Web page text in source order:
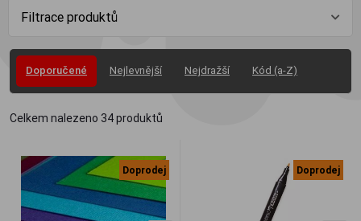
Filtrace produktů
Doporučené Nejlevnější Nejdražší Kód (a-Z)
Celkem nalezeno 34produktů
Doprodej Doprodej